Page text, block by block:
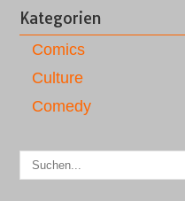
Kategorien
Comics
Culture
Comedy